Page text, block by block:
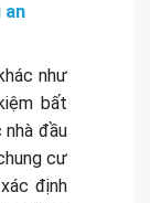
an
như
bất
nhà đầu
cư
định